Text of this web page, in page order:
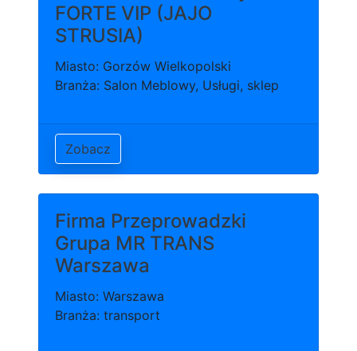
FORTE VIP (JAJO
STRUSIA)
Miasto: Gorzów Wielkopolski
Branża: Salon Meblowy, Usługi, sklep
Zobacz
Firma Przeprowadzki
Grupa MR TRANS
Warszawa
Miasto: Warszawa
Branża: transport